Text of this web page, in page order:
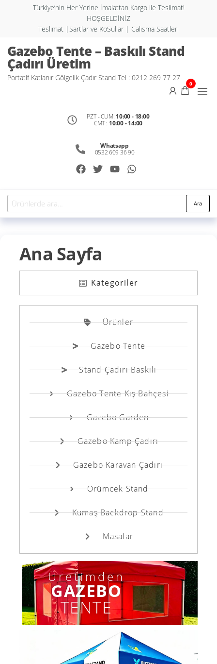
Türkiye’nin Her Yerine İmalattan Kargo ile Teslimat!
HOŞGELDİNİZ
Teslimat |Sartlar ve KoSullar | Calisma Saatleri
Gazebo Tente – Baskılı Stand
Çadırı Üretim
Portatif Katlanır Gölgelik Çadır Stand Tel : 0212 269 77 27
PZT - CUM: 10:00 - 18:00
CMT : 10:00 - 14:00
Whatsapp
0532 609 36 90
0
Ara
Ana Sayfa
Kategoriler
Ürünler
Gazebo Tente
Stand Çadırı Baskılı
Gazebo Tente Kış Bahçesi
Gazebo Garden
Gazebo Kamp Çadırı
Gazebo Karavan Çadırı
Örümcek Stand
Kumaş Backdrop Stand
Masalar
Üretimden
GAZEBO
TENTE